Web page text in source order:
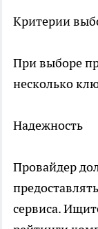
Критерии
При выборе
несколько
Надежность
Провайдер
сервиса.